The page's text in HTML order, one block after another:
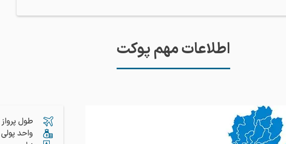
اطلاعات مهم پوکت
طول پرواز
واحد پولی